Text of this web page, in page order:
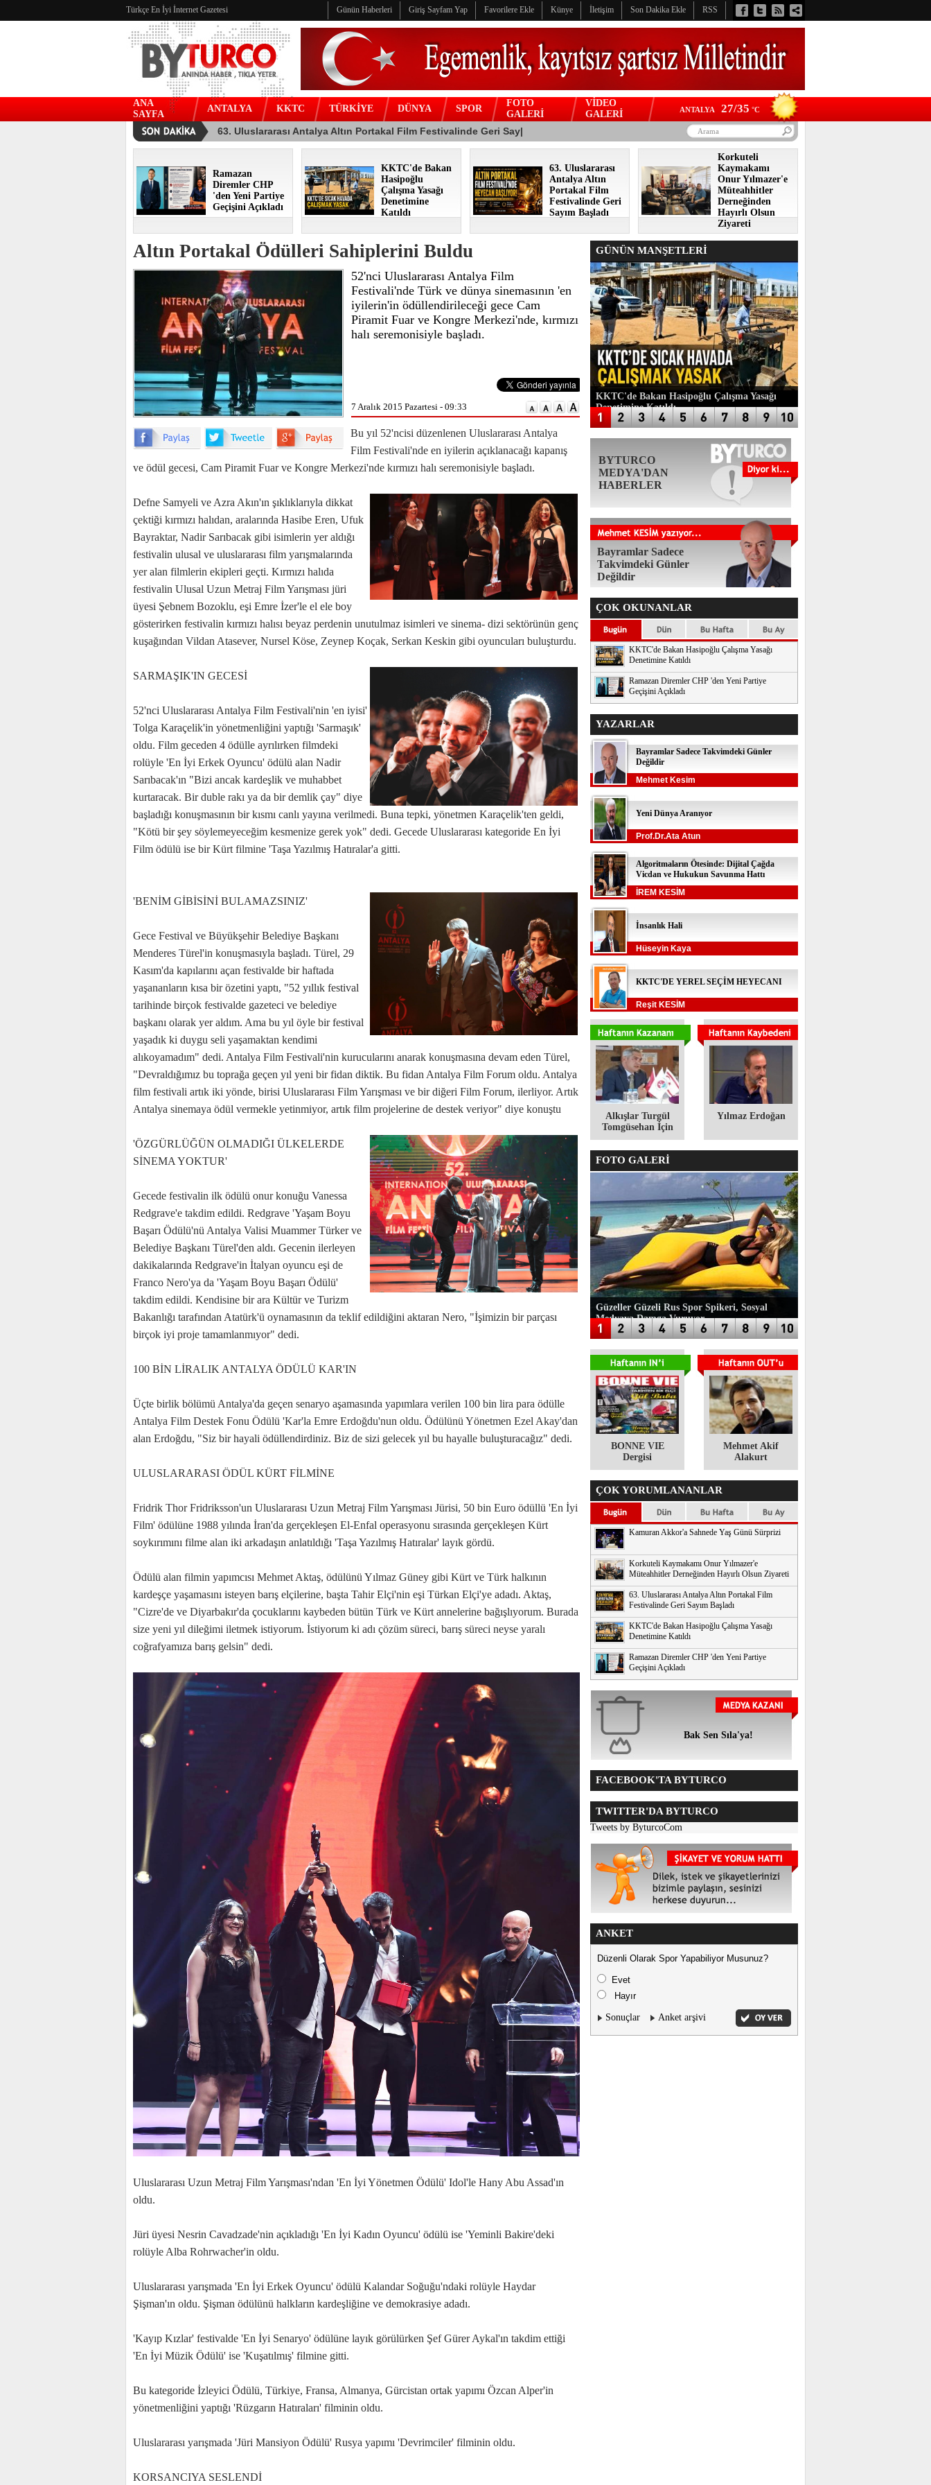
Türkçe En İyi İnternet Gazetesi Günün Haberleri Giriş Sayfam Yap Favorilere Ekle Künye İletişim Son Dakika Ekle RSS
ANA
SAYFA
ANTALYA KKTC TÜRKİYE DÜNYA SPOR
FOTO
GALERİ
VİDEO
GALERİ
ANTALYA 27/35 °C
Ramazan
Diremler CHP
'den Yeni Partiye
Geçişini Açıkladı
KKTC'de Bakan
Hasipoğlu
Çalışma Yasağı
Denetimine
Katıldı
63. Uluslararası
Antalya Altın
Portakal Film
Festivalinde Geri
Sayım Başladı
Korkuteli
Kaymakamı
Onur Yılmazer'e
Müteahhitler
Derneğinden
Hayırlı Olsun
Ziyareti
Altın Portakal Ödülleri Sahiplerini Buldu
52'nci Uluslararası Antalya Film
Festivali'nde Türk ve dünya sinemasının 'en
iyilerin'in ödüllendirileceği gece Cam
Piramit Fuar ve Kongre Merkezi'nde, kırmızı
halı seremonisiyle başladı.
7 Aralık 2015 Pazartesi - 09:33
Bu yıl 52'ncisi düzenlenen Uluslararası Antalya
Film Festivali'nde en iyilerin açıklanacağı kapanış
ve ödül gecesi, Cam Piramit Fuar ve Kongre Merkezi'nde kırmızı halı seremonisiyle başladı.
Defne Samyeli ve Azra Akın'ın şıklıklarıyla dikkat
çektiği kırmızı halıdan, aralarında Hasibe Eren, Ufuk
Bayraktar, Nadir Sarıbacak gibi isimlerin yer aldığı
festivalin ulusal ve uluslararası film yarışmalarında
yer alan filmlerin ekipleri geçti. Kırmızı halıda
festivalin Ulusal Uzun Metraj Film Yarışması jüri
üyesi Şebnem Bozoklu, eşi Emre İzer'le el ele boy
gösterirken festivalin kırmızı halısı beyaz perdenin unutulmaz isimleri ve sinema- dizi sektörünün genç
kuşağından Vildan Atasever, Nursel Köse, Zeynep Koçak, Serkan Keskin gibi oyuncuları buluşturdu.
SARMAŞIK'IN GECESİ
52'nci Uluslararası Antalya Film Festivali'nin 'en iyisi'
Tolga Karaçelik'in yönetmenliğini yaptığı 'Sarmaşık'
oldu. Film geceden 4 ödülle ayrılırken filmdeki
rolüyle 'En İyi Erkek Oyuncu' ödülü alan Nadir
Sarıbacak'ın "Bizi ancak kardeşlik ve muhabbet
kurtaracak. Bir duble rakı ya da bir demlik çay" diye
başladığı konuşmasının bir kısmı canlı yayına verilmedi. Buna tepki, yönetmen Karaçelik'ten geldi,
"Kötü bir şey söylemeyeceğim kesmenize gerek yok" dedi. Gecede Uluslararası kategoride En İyi
Film ödülü ise bir Kürt filmine 'Taşa Yazılmış Hatıralar'a gitti.
'BENİM GİBİSİNİ BULAMAZSINIZ'
Gece Festival ve Büyükşehir Belediye Başkanı
Menderes Türel'in konuşmasıyla başladı. Türel, 29
Kasım'da kapılarını açan festivalde bir haftada
yaşananların kısa bir özetini yaptı, "52 yıllık festival
tarihinde birçok festivalde gazeteci ve belediye
başkanı olarak yer aldım. Ama bu yıl öyle bir festival
yaşadık ki duygu seli yaşamaktan kendimi
alıkoyamadım" dedi. Antalya Film Festivali'nin kurucularını anarak konuşmasına devam eden Türel,
"Devraldığımız bu toprağa geçen yıl yeni bir fidan diktik. Bu fidan Antalya Film Forum oldu. Antalya
film festivali artık iki yönde, birisi Uluslararası Film Yarışması ve bir diğeri Film Forum, ilerliyor. Artık
Antalya sinemaya ödül vermekle yetinmiyor, artık film projelerine de destek veriyor" diye konuştu
'ÖZGÜRLÜĞÜN OLMADIĞI ÜLKELERDE
SİNEMA YOKTUR'
Gecede festivalin ilk ödülü onur konuğu Vanessa
Redgrave'e takdim edildi. Redgrave 'Yaşam Boyu
Başarı Ödülü'nü Antalya Valisi Muammer Türker ve
Belediye Başkanı Türel'den aldı. Gecenin ilerleyen
dakikalarında Redgrave'in İtalyan oyuncu eşi de
Franco Nero'ya da 'Yaşam Boyu Başarı Ödülü'
takdim edildi. Kendisine bir ara Kültür ve Turizm
Bakanlığı tarafından Atatürk'ü oynamasının da teklif edildiğini aktaran Nero, "İşimizin bir parçası
birçok iyi proje tamamlanmıyor" dedi.
100 BİN LİRALIK ANTALYA ÖDÜLÜ KAR'IN
Üçte birlik bölümü Antalya'da geçen senaryo aşamasında yapımlara verilen 100 bin lira para ödülle
Antalya Film Destek Fonu Ödülü 'Kar'la Emre Erdoğdu'nun oldu. Ödülünü Yönetmen Ezel Akay'dan
alan Erdoğdu, "Siz bir hayali ödüllendirdiniz. Biz de sizi gelecek yıl bu hayalle buluşturacağız" dedi.
ULUSLARARASI ÖDÜL KÜRT FİLMİNE
Fridrik Thor Fridriksson'un Uluslararası Uzun Metraj Film Yarışması Jürisi, 50 bin Euro ödüllü 'En İyi
Film' ödülüne 1988 yılında İran'da gerçekleşen El-Enfal operasyonu sırasında gerçekleşen Kürt
soykırımını filme alan iki arkadaşın anlatıldığı 'Taşa Yazılmış Hatıralar' layık gördü.
Ödülü alan filmin yapımcısı Mehmet Aktaş, ödülünü Yılmaz Güney gibi Kürt ve Türk halkının
kardeşçe yaşamasını isteyen barış elçilerine, başta Tahir Elçi'nin eşi Türkan Elçi'ye adadı. Aktaş,
"Cizre'de ve Diyarbakır'da çocuklarını kaybeden bütün Türk ve Kürt annelerine bağışlıyorum. Burada
size yeni yıl dileğimi iletmek istiyorum. İstiyorum ki adı çözüm süreci, barış süreci neyse yaralı
coğrafyamıza barış gelsin" dedi.
Uluslararası Uzun Metraj Film Yarışması'ndan 'En İyi Yönetmen Ödülü' Idol'le Hany Abu Assad'ın
oldu.
Jüri üyesi Nesrin Cavadzade'nin açıkladığı 'En İyi Kadın Oyuncu' ödülü ise 'Yeminli Bakire'deki
rolüyle Alba Rohrwacher'in oldu.
Uluslararası yarışmada 'En İyi Erkek Oyuncu' ödülü Kalandar Soğuğu'ndaki rolüyle Haydar
Şişman'ın oldu. Şişman ödülünü halkların kardeşliğine ve demokrasiye adadı.
'Kayıp Kızlar' festivalde 'En İyi Senaryo' ödülüne layık görülürken Şef Gürer Aykal'ın takdim ettiği
'En İyi Müzik Ödülü' ise 'Kuşatılmış' filmine gitti.
Bu kategoride İzleyici Ödülü, Türkiye, Fransa, Almanya, Gürcistan ortak yapımı Özcan Alper'in
yönetmenliğini yaptığı 'Rüzgarın Hatıraları' filminin oldu.
Uluslararası yarışmada 'Jüri Mansiyon Ödülü' Rusya yapımı 'Devrimciler' filminin oldu.
KORSANCIYA SESLENDİ
GÜNÜN MANŞETLERİ
KKTC'de Bakan Hasipoğlu Çalışma Yasağı
Denetimine Katıldı
BYTURCO
MEDYA'DAN
HABERLER
Bayramlar Sadece
Takvimdeki Günler
Değildir
ÇOK OKUNANLAR
KKTC'de Bakan Hasipoğlu Çalışma Yasağı
Denetimine Katıldı
Ramazan Diremler CHP 'den Yeni Partiye
Geçişini Açıkladı
YAZARLAR
Bayramlar Sadece Takvimdeki Günler
Değildir
Mehmet Kesim
Yeni Dünya Aranıyor
Prof.Dr.Ata Atun
Algoritmaların Ötesinde: Dijital Çağda
Vicdan ve Hukukun Savunma Hattı
İREM KESİM
İnsanlık Hali
Hüseyin Kaya
KKTC'DE YEREL SEÇİM HEYECANI
Reşit KESİM
Alkışlar Turgül
Tomgüsehan İçin
Yılmaz Erdoğan
FOTO GALERİ
Güzeller Güzeli Rus Spor Spikeri, Sosyal
Medyaya Damga Vuruyor
BONNE VIE
Dergisi
​Mehmet Akif
Alakurt
ÇOK YORUMLANANLAR
Kamuran Akkor'a Sahnede Yaş Günü Sürprizi
Korkuteli Kaymakamı Onur Yılmazer'e
Müteahhitler Derneğinden Hayırlı Olsun Ziyareti
63. Uluslararası Antalya Altın Portakal Film
Festivalinde Geri Sayım Başladı
KKTC'de Bakan Hasipoğlu Çalışma Yasağı
Denetimine Katıldı
Ramazan Diremler CHP 'den Yeni Partiye
Geçişini Açıkladı
Bak Sen Sıla'ya!
FACEBOOK'TA BYTURCO
TWITTER'DA BYTURCO
Tweets by ByturcoCom
ANKET
Düzenli Olarak Spor Yapabiliyor Musunuz?
Evet
Hayır
Sonuçlar Anket arşivi